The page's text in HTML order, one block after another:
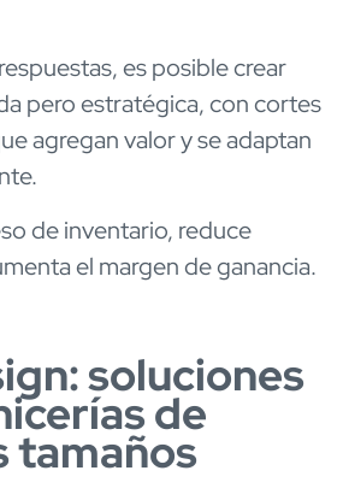
es posible crear
pero estratégica, con cortes
agregan valor y se adaptan
de inventario, reduce
el margen de ganancia.
soluciones
de
tamaños